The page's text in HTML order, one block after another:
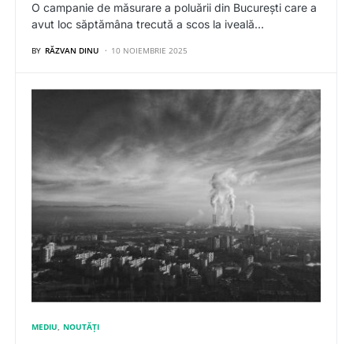
O campanie de măsurare a poluării din București care a
avut loc săptămâna trecută a scos la iveală…
BY RĂZVAN DINU 10 NOIEMBRIE 2025
MEDIU NOUTĂȚI